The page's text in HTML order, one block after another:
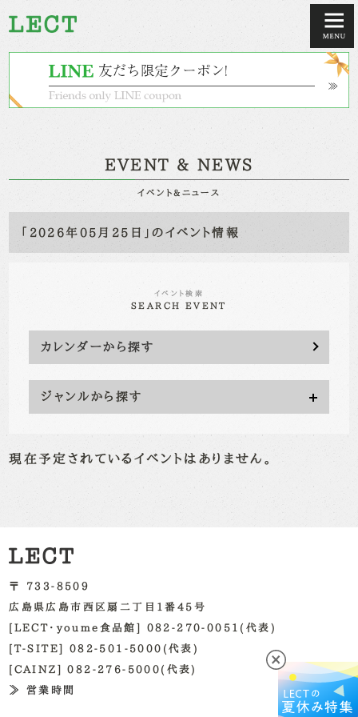
EVENT & NEWS
イベント&ニュース
「2026年05月25日」のイベント情報
イベント検索
SEARCH EVENT
カレンダーから探す
ジャンルから探す
現在予定されているイベントはありません。
〒 733-8509
広島県広島市西区扇二丁目1番45号
[LECT・youme食品館] 082-270-0051(代表)
[T-SITE] 082-501-5000(代表)
[CAINZ] 082-276-5000(代表)
≫ 営業時間